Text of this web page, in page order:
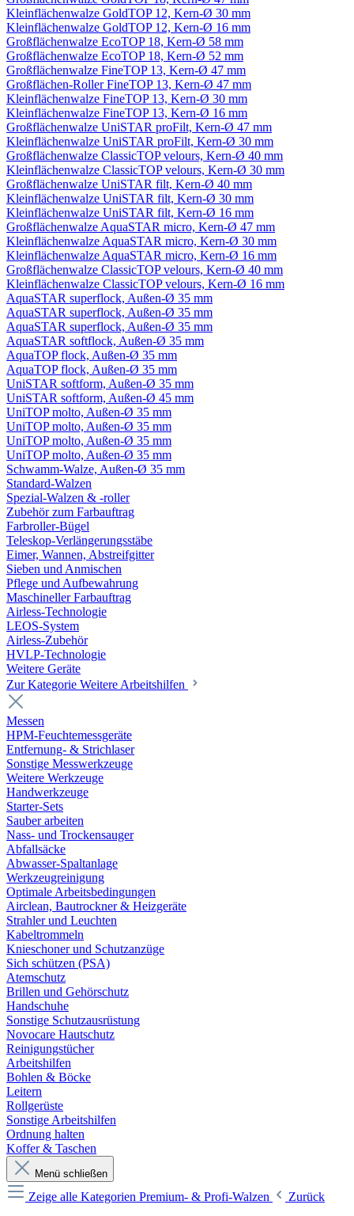
Kleinflächenwalze GoldTOP 12, Kern-Ø 30 mm
Kleinflächenwalze GoldTOP 12, Kern-Ø 16 mm
Großflächenwalze EcoTOP 18, Kern-Ø 58 mm
Großflächenwalze EcoTOP 18, Kern-Ø 52 mm
Großflächenwalze FineTOP 13, Kern-Ø 47 mm
Großflächen-Roller FineTOP 13, Kern-Ø 47 mm
Kleinflächenwalze FineTOP 13, Kern-Ø 30 mm
Kleinflächenwalze FineTOP 13, Kern-Ø 16 mm
Großflächenwalze UniSTAR proFilt, Kern-Ø 47 mm
Kleinflächenwalze UniSTAR proFilt, Kern-Ø 30 mm
Großflächenwalze ClassicTOP velours, Kern-Ø 40 mm
Kleinflächenwalze ClassicTOP velours, Kern-Ø 30 mm
Großflächenwalze UniSTAR filt, Kern-Ø 40 mm
Kleinflächenwalze UniSTAR filt, Kern-Ø 30 mm
Kleinflächenwalze UniSTAR filt, Kern-Ø 16 mm
Großflächenwalze AquaSTAR micro, Kern-Ø 47 mm
Kleinflächenwalze AquaSTAR micro, Kern-Ø 30 mm
Kleinflächenwalze AquaSTAR micro, Kern-Ø 16 mm
Großflächenwalze ClassicTOP velours, Kern-Ø 40 mm
Kleinflächenwalze ClassicTOP velours, Kern-Ø 16 mm
AquaSTAR superflock, Außen-Ø 35 mm
AquaSTAR superflock, Außen-Ø 35 mm
AquaSTAR superflock, Außen-Ø 35 mm
AquaSTAR softflock, Außen-Ø 35 mm
AquaTOP flock, Außen-Ø 35 mm
AquaTOP flock, Außen-Ø 35 mm
UniSTAR softform, Außen-Ø 35 mm
UniSTAR softform, Außen-Ø 45 mm
UniTOP molto, Außen-Ø 35 mm
UniTOP molto, Außen-Ø 35 mm
UniTOP molto, Außen-Ø 35 mm
UniTOP molto, Außen-Ø 35 mm
Schwamm-Walze, Außen-Ø 35 mm
Standard-Walzen
Spezial-Walzen & -roller
Zubehör zum Farbauftrag
Farbroller-Bügel
Teleskop-Verlängerungsstäbe
Eimer, Wannen, Abstreifgitter
Sieben und Anmischen
Pflege und Aufbewahrung
Maschineller Farbauftrag
Airless-Technologie
LEOS-System
Airless-Zubehör
HVLP-Technologie
Weitere Geräte
Zur Kategorie Weitere Arbeitshilfen
Messen
HPM-Feuchtemessgeräte
Entfernung- & Strichlaser
Sonstige Messwerkzeuge
Weitere Werkzeuge
Handwerkzeuge
Starter-Sets
Sauber arbeiten
Nass- und Trockensauger
Abfallsäcke
Abwasser-Spaltanlage
Werkzeugreinigung
Optimale Arbeitsbedingungen
Airclean, Bautrockner & Heizgeräte
Strahler und Leuchten
Kabeltrommeln
Knieschoner und Schutzanzüge
Sich schützen (PSA)
Atemschutz
Brillen und Gehörschutz
Handschuhe
Sonstige Schutzausrüstung
Novocare Hautschutz
Reinigungstücher
Arbeitshilfen
Bohlen & Böcke
Leitern
Rollgerüste
Sonstige Arbeitshilfen
Ordnung halten
Koffer & Taschen
Menü schließen
Zeige alle Kategorien Premium- & Profi-Walzen
Zurück